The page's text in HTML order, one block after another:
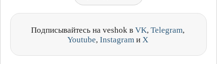
Подписывайтесь на veshok в VK, Telegram,
Youtube, Instagram и X